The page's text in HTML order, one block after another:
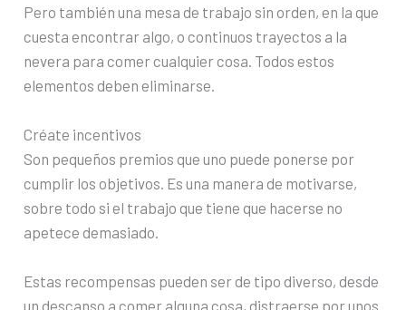
Pero también una mesa de trabajo sin orden, en la que
cuesta encontrar algo, o continuos trayectos a la
nevera para comer cualquier cosa. Todos estos
elementos deben eliminarse.
Créate incentivos
Son pequeños premios que uno puede ponerse por
cumplir los objetivos. Es una manera de motivarse,
sobre todo si el trabajo que tiene que hacerse no
apetece demasiado.
Estas recompensas pueden ser de tipo diverso, desde
un descanso a comer alguna cosa, distraerse por unos